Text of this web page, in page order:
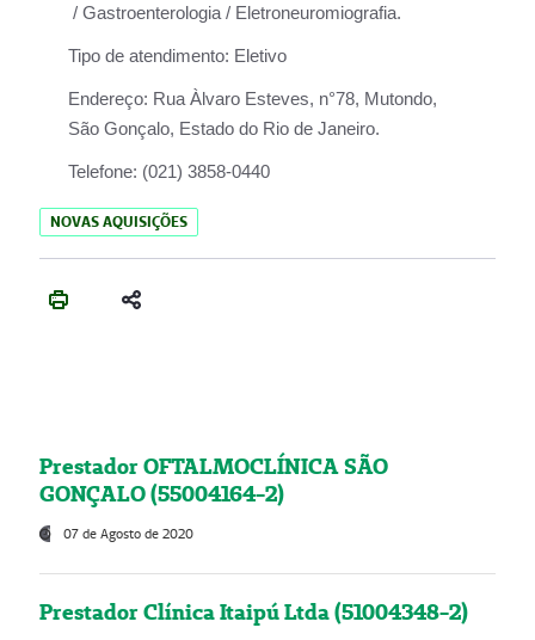
/ Gastroenterologia / Eletroneuromiografia.
Tipo de atendimento: Eletivo
Endereço: Rua Àlvaro Esteves, n°78, Mutondo,
São Gonçalo, Estado do Rio de Janeiro.
Telefone: (021) 3858-0440
NOVAS AQUISIÇÕES
Prestador OFTALMOCLÍNICA SÃO
GONÇALO (55004164-2)
07 de Agosto de 2020
Prestador Clínica Itaipú Ltda (51004348-2)